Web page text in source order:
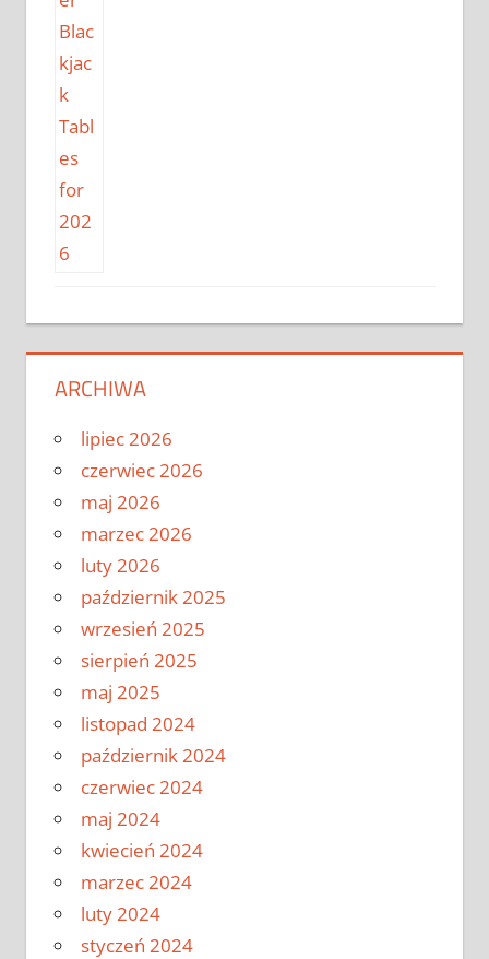
ARCHIWA
lipiec 2026
czerwiec 2026
maj 2026
marzec 2026
luty 2026
październik 2025
wrzesień 2025
sierpień 2025
maj 2025
listopad 2024
październik 2024
czerwiec 2024
maj 2024
kwiecień 2024
marzec 2024
luty 2024
styczeń 2024